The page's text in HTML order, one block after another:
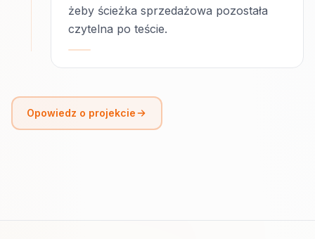
żeby ścieżka sprzedażowa pozostała
czytelna po teście.
Opowiedz o projekcie